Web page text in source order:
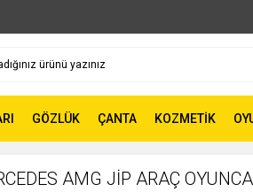
GÖZLÜK ÇANTA KOZMETİK
AMG JİP ARAÇ